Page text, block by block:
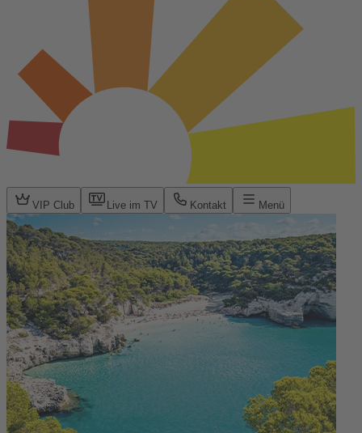
VIP Club Live im TV Kontakt Menü